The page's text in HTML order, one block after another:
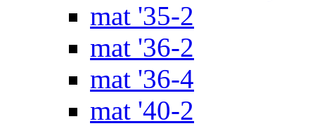
mat '35-2
mat '36-2
mat '36-4
mat '40-2